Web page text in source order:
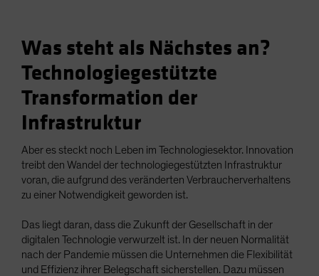
Was steht als Nächstes an?
Technologiegestützte
Transformation der
Infrastruktur
Aber es steckt noch Leben im Technologiesektor. Innovation
treibt den Wandel der technologiegestützten Infrastruktur
voran, die aufgrund des veränderten Verbraucherverhaltens
zu einer Notwendigkeit geworden ist.
Das liegt daran, dass die Zukunft der Gesellschaft in der
digitalen Technologie verwurzelt ist. In der neuen Normalität
nach der Pandemie müssen die Unternehmen die Flexibilität
und Effizienz ihrer Belegschaft sicherstellen. Dazu müssen